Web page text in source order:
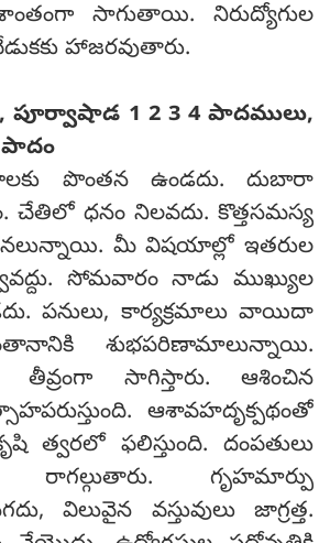
సాగుతాయి. నిరుద్యోగుల
హాజరవుతారు.
పూర్వాషాడ 1 2 3 4 పాదములు,
పొంతన ఉండదు. దుబారా
చేతిలో ధనం నిలవదు. కొత్తసమస్య
మీ విషయాల్లో ఇతరుల
సోమవారం నాడు ముఖ్యుల
పనులు, కార్యక్రమాలు వాయిదా
శుభపరిణామాలున్నాయి.
సాగిస్తారు. ఆశించిన
ఆశావహదృక్పథంతో
త్వరలో ఫలిస్తుంది. దంపతులు
రాగల్గుతారు. గృహమార్పు
విలువైన వస్తువులు జాగ్రత్త.